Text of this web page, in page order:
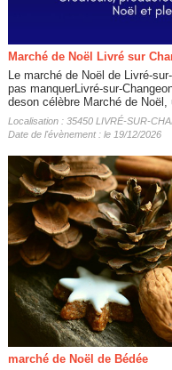
Marché de Noël Livré sur
Le marché de Noël de Livré-
pas manquerLivré-sur-
deson célèbre Marché de Noël,
Localisation : 35450 LIVRÉ-SUR-
Date de l'évènement : le 19/12/2026
marché de Noël de Bédée